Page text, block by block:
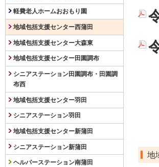
地
軽費老人ホームおおもり園
地域包括支援センター西蒲田
地域包括支援センター大森東
地域包括支援センター田園調布
シニアステーション田園調布・田園調
布西
地域包括支援センター羽田
シニアステーション羽田
地域包括支援センター新蒲田
シニアステーション新蒲田
ヘルパーステーション南蒲田